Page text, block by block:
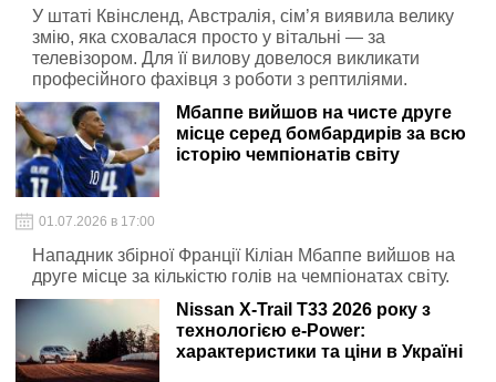
У штаті Квінсленд, Австралія, сім’я виявила велику
змію, яка сховалася просто у вітальні — за
телевізором. Для її вилову довелося викликати
професійного фахівця з роботи з рептиліями.
Мбаппе вийшов на чисте друге
місце серед бомбардирів за всю
історію чемпіонатів світу
01.07.2026 в 17:00
Нападник збірної Франції Кіліан Мбаппе вийшов на
друге місце за кількістю голів на чемпіонатах світу.
Nissan X-Trail T33 2026 року з
технологією e-Power:
характеристики та ціни в Україні